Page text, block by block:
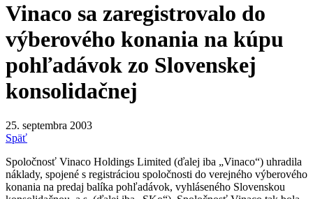
Vinaco sa zaregistrovalo do
výberového konania na kúpu
pohľadávok zo Slovenskej
konsolidačnej
25. septembra 2003
Späť
Spoločnosť Vinaco Holdings Limited (ďalej iba „Vinaco“) uhradila
náklady, spojené s registráciou spoločnosti do verejného výberového
konania na predaj balíka pohľadávok, vyhláseného Slovenskou